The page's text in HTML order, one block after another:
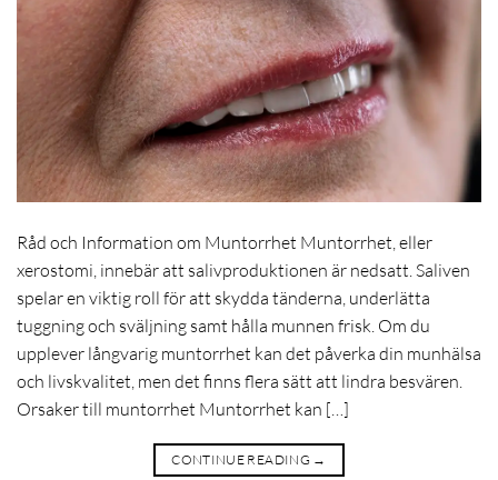
Råd och Information om Muntorrhet Muntorrhet, eller
xerostomi, innebär att salivproduktionen är nedsatt. Saliven
spelar en viktig roll för att skydda tänderna, underlätta
tuggning och sväljning samt hålla munnen frisk. Om du
upplever långvarig muntorrhet kan det påverka din munhälsa
och livskvalitet, men det finns flera sätt att lindra besvären.
Orsaker till muntorrhet Muntorrhet kan […]
CONTINUE READING →